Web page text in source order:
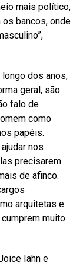
mais político,
bancos, onde
dos anos,
geral, são
falo de
como
papéis.
nos
precisarem
de afinco.
arquitetas e
muito
Iahn e